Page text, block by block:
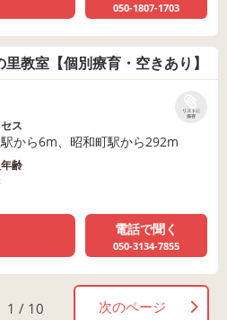
050-1807-1703
教室【個別療育・空きあり】
リストに
保存
ス
から6m、昭和町駅から292m
齢
電話で聞く
050-3134-7855
1 / 10 次のページ